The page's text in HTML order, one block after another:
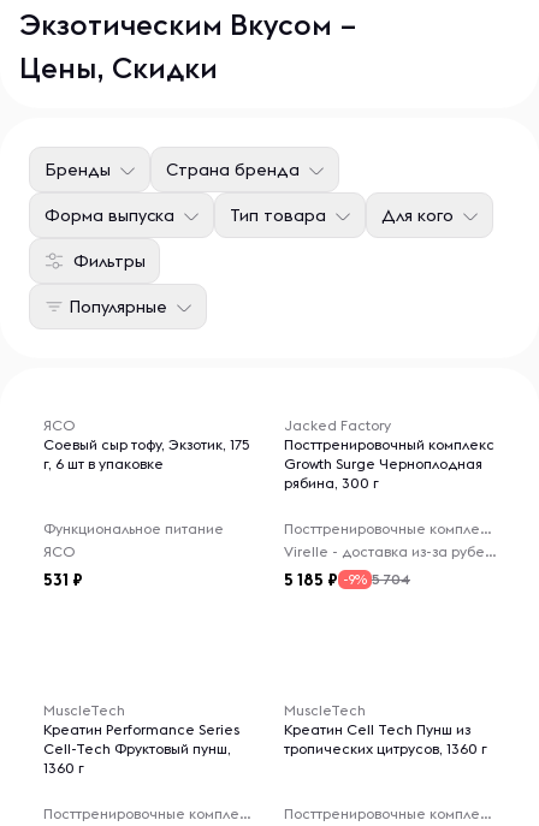
Экзотическим Вкусом –
Цены, Скидки
Фильтры
Бренды Страна бренда
Форма выпуска Тип товара Для кого
Популярные
ЯСО
Соевый сыр тофу, Экзотик, 175
г, 6 шт в упаковке
Функциональное питание
ЯСО
531
Jacked Factory
Посттренировочный комплекс
Growth Surge Черноплодная
рябина, 300 г
Посттренировочные комплексы
Virelle - доставка из-за рубежа
5 185 -9% 5 704
MuscleTech
Креатин Performance Series
Cell-Tech Фруктовый пунш,
1360 г
Посттренировочные комплексы
MuscleTech
Креатин Cell Tech Пунш из
тропических цитрусов, 1360 г
Посттренировочные комплексы